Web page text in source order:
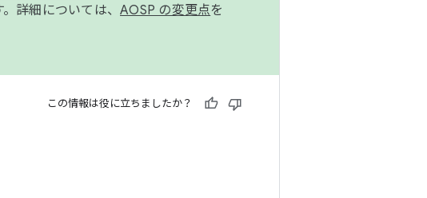
詳細については、 AOSP の変更点を
この情報は役に立ちましたか？